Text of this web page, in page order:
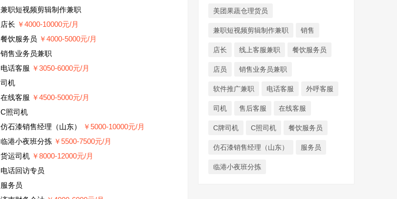
兼职短视频剪辑制作兼职
店长 ￥4000-10000元/月
餐饮服务员 ￥4000-5000元/月
销售业务员兼职
电话客服 ￥3050-6000元/月
司机
在线客服 ￥4500-5000元/月
C照司机
仿石漆销售经理（山东）
￥5000-10000元/月
临港小夜班分拣 ￥5500-7500元/月
货运司机 ￥8000-12000元/月
电话回访专员
服务员
美团果蔬仓理货员
兼职短视频剪辑制作兼职 销售
店长 线上客服兼职 餐饮服务员
店员 销售业务员兼职
软件推广兼职 电话客服 外呼客服
司机 售后客服 在线客服
C牌司机 C照司机 餐饮服务员
仿石漆销售经理（山东） 服务员
临港小夜班分拣